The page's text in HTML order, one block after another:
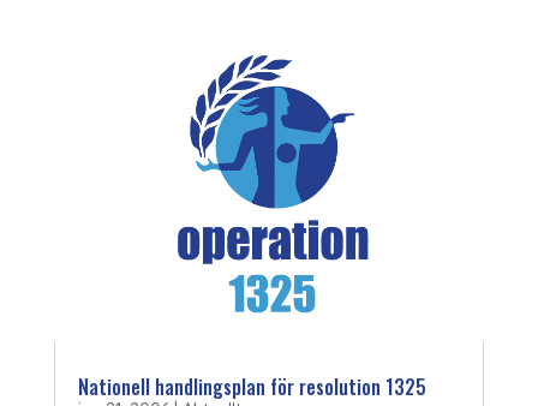
Nationell handlingsplan för resolution 1325